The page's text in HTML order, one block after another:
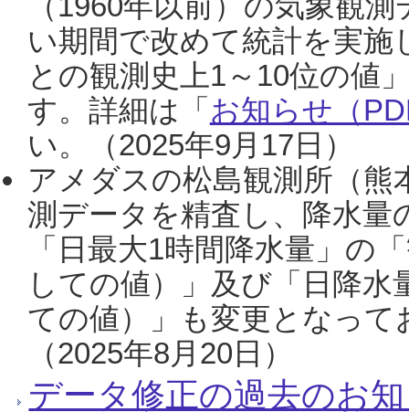
い期間で改めて統計を実
との観測史上1～10位の値
す。詳細は「 お知らせ（
い。（2025年9月17日）
アメダスの松島観測所（熊
測データを精査し、降水
「日最大1時間降水量」の
しての値）」及び「日降
ての値）」も変更となっ
（2025年8月20日）
データ修正の過去のお